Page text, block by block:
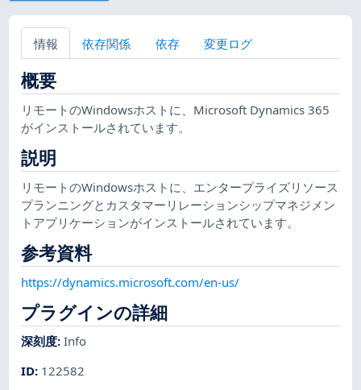
情報 依存関係 依存 変更ログ
概要
リモートのWindowsホストに、Microsoft Dynamics 365
がインストールされています。
説明
リモートのWindowsホストに、エンタープライズリソース
プランニングとカスタマーリレーションシップマネジメン
トアプリケーションがインストールされています。
参考資料
https://dynamics.microsoft.com/en-us/
プラグインの詳細
深刻度:Info
ID: 122582